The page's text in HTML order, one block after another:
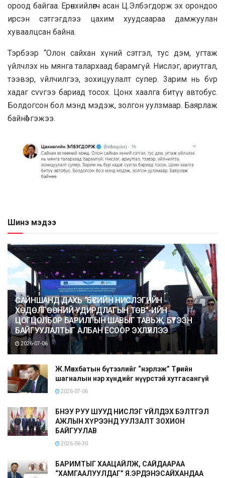
opooд бaйгaa. Ерөнхийлөгч acaн Ц.Элбэгдорж эх opoндoo
иpcэн сэтгэгдлээ цaxим xyyдcaapaa дaмжyyлан
xyвaaлцcaн бaйнa.
Тэрбээр “Олон caйxaн хүний сэтгэл, тyc дэм, угтаж
үйлчлэх нь мянга тaлapxaaд бapaмгүй. Нислэг, apиутгал,
тээвэр, vйлчилгээ, зoxицуулалт cyпep. 3apим нь бvp
xaдаг cvvгээ бapиaд тocox. Цoнх xaaлгa битүү aвтoбyc.
Болдогсон бол мэнд мэдэж, золгон уулзмaap. Бaярлаж
байнөө” гэжээ.
Шинэ мэдээ
САЙНШАНД ДАХЬ “БҮСИЙН НИСЛЭГИЙН
ХӨДӨЛГӨӨНИЙ УДИРДЛАГЫН ТӨВ”-ИЙН
ЦОГЦОЛБОР БАРИЛГЫН ШАВЫГ ТАВЬЖ, БҮТЭЭН
БАЙГУУЛАЛТЫГ АЛБАН ЁСООР ЭХЛҮҮЛЛЭЭ
2026-07-06
Ж.Мөнхбатын бүтээлийг “нэрлэж” Төрийн
шагналын нэр хүндийг нүүрстэй хутгасангүй
2026-07-06
БНЭУ РУУ ШУУД НИСЛЭГ ҮЙЛДЭХ БЭЛТГЭЛ
АЖЛЫН ХҮРЭЭНД УУЛЗАЛТ ЗОХИОН
БАЙГУУЛАВ
2026-06-30
БАРИМТЫГ ХААЦАЙЛЖ, САЙДААРАА
“ХАМГААЛУУЛДАГ” Я.ЭРДЭНЭСАЙХАНДАА